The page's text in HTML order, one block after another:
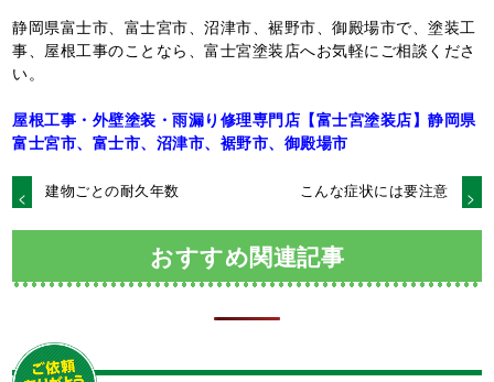
静岡県富士市、富士宮市、沼津市、裾野市、御殿場市で、塗装工
事、屋根工事のことなら、富士宮塗装店へお気軽にご相談くださ
い。
屋根工事・外壁塗装・雨漏り修理専門店【富士宮塗装店】静岡県
富士宮市、富士市、沼津市、裾野市、御殿場市
建物ごとの耐久年数 こんな症状には要注意
おすすめ関連記事